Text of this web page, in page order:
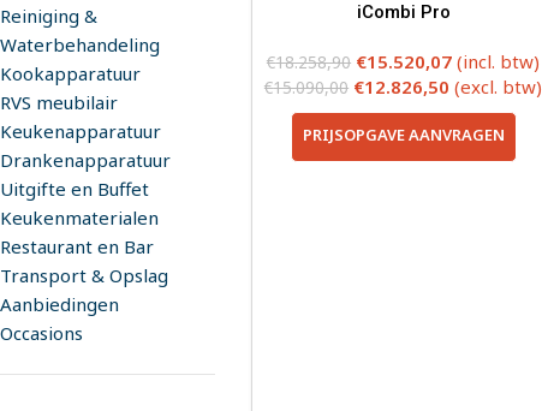
Reiniging &
Waterbehandeling
Kookapparatuur
RVS meubilair
Keukenapparatuur
Drankenapparatuur
Uitgifte en Buffet
Keukenmaterialen
Restaurant en Bar
Transport & Opslag
Aanbiedingen
Occasions
iCombi Pro
€18.258,90 €15.520,07 (incl. btw)
€15.090,00 €12.826,50 (excl. btw)
PRIJSOPGAVE AANVRAGEN